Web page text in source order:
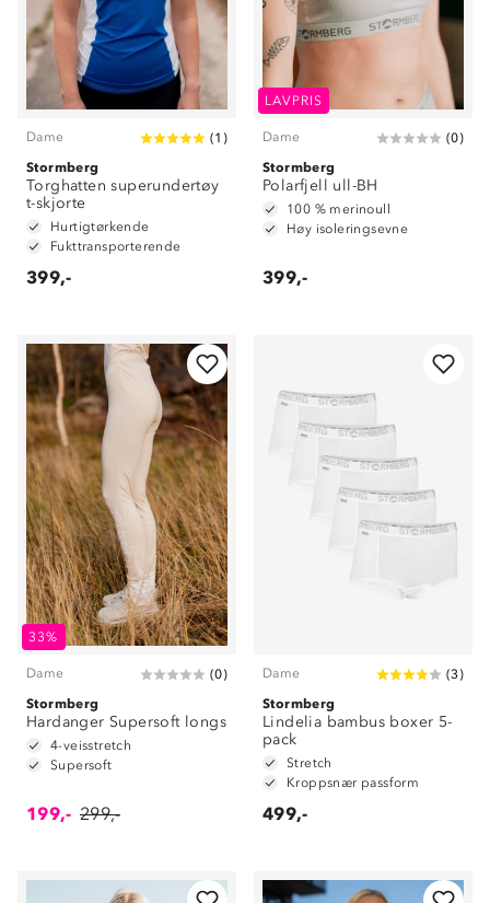
Dame (1 )
Stormberg
Torghatten superundertøy
t-skjorte
Hurtigtørkende
Fukttransporterende
399,-
LAVPRIS
Dame (0)
Stormberg
Polarfjell ull-BH
100 % merinoull
Høy isoleringsevne
399,-
33%
Dame (0)
Stormberg
Hardanger Supersoft longs
4-veisstretch
Supersoft
199,- 299,-
Dame (3)
Stormberg
Lindelia bambus boxer 5-
pack
Stretch
Kroppsnær passform
499,-